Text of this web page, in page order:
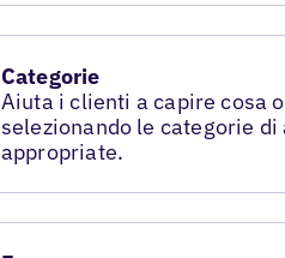
Categorie
Aiuta i clienti a capire cosa
selezionando le categorie
appropriate.